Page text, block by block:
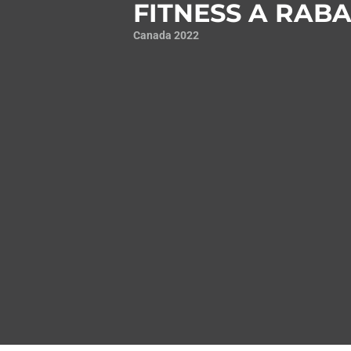
FITNESS A
Canada 2022